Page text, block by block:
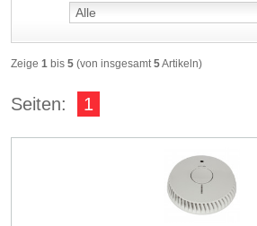
Zeige 1 bis 5 (von insgesamt5Artikeln)
Seiten: 1